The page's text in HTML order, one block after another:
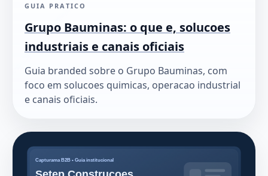
GUIA PRATICO
Grupo Bauminas: o que e, solucoes
industriais e canais oficiais
Guia branded sobre o Grupo Bauminas, com
foco em solucoes quimicas, operacao industrial
e canais oficiais.